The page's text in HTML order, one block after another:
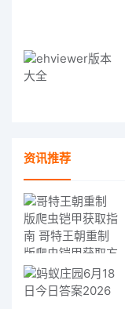
资讯推荐